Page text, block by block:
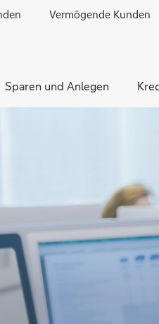
Vermögende Kunden
Sparen und Anlegen